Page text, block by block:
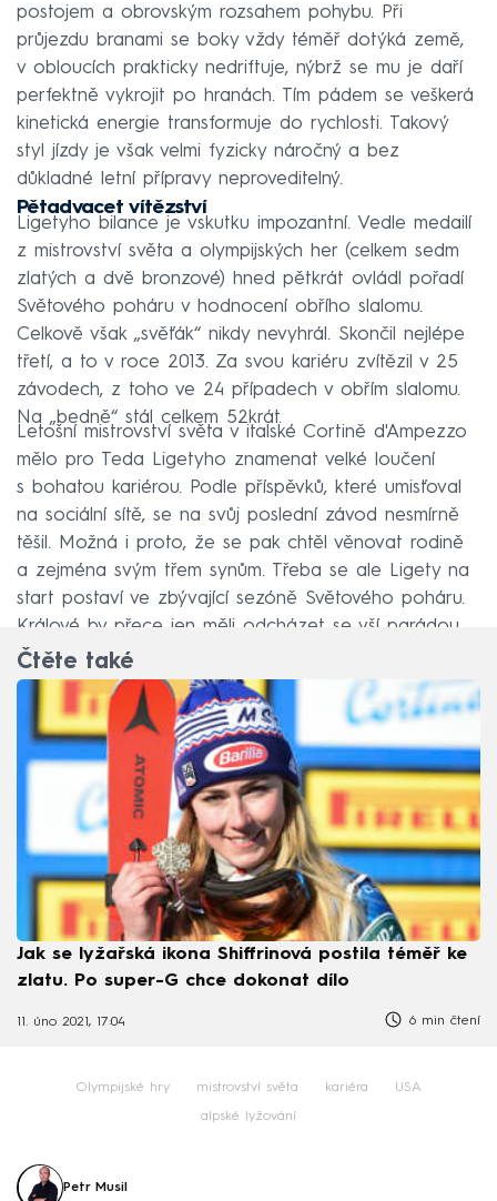
postojem a obrovským rozsahem pohybu. Při
průjezdu branami se boky vždy téměř dotýká země,
v obloucích prakticky nedriftuje, nýbrž se mu je daří
perfektně vykrojit po hranách. Tím pádem se veškerá
kinetická energie transformuje do rychlosti. Takový
styl jízdy je však velmi fyzicky náročný a bez
důkladné letní přípravy neproveditelný.
Pětadvacet vítězství
Ligetyho bilance je vskutku impozantní. Vedle medailí
z mistrovství světa a olympijských her (celkem sedm
zlatých a dvě bronzové) hned pětkrát ovládl pořadí
Světového poháru v hodnocení obřího slalomu.
Celkově však „svěťák“ nikdy nevyhrál. Skončil nejlépe
třetí, a to v roce 2013. Za svou kariéru zvítězil v 25
závodech, z toho ve 24 případech v obřím slalomu.
Na „bedně“ stál celkem 52krát.
Letošní mistrovství světa v italské Cortině d'Ampezzo
mělo pro Teda Ligetyho znamenat velké loučení
s bohatou kariérou. Podle příspěvků, které umisťoval
na sociální sítě, se na svůj poslední závod nesmírně
těšil. Možná i proto, že se pak chtěl věnovat rodině
a zejména svým třem synům. Třeba se ale Ligety na
start postaví ve zbývající sezóně Světového poháru.
Králové by přece jen měli odcházet se vší parádou.
Čtěte také
Jak se lyžařská ikona Shiffrinová postila téměř ke
zlatu. Po super-G chce dokonat dílo
11. úno 2021, 17:04 6 min čtení
Olympijské hry mistrovství světa kariéra USA
alpské lyžování
Petr Musil